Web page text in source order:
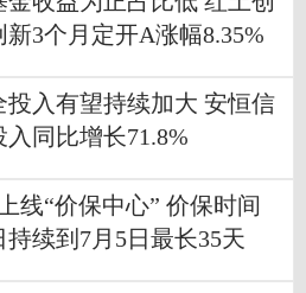
新3个月定开A涨幅8.35%
投入有望持续加大 安恒信
入同比增长71.8%
线“价保中心” 价保时间
持续到7月5日最长35天